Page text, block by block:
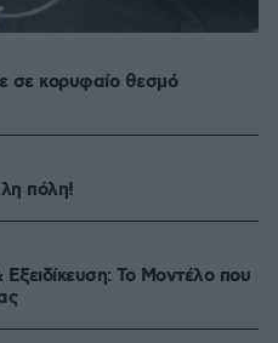
σε κορυφαίο θεσμό
πόλη!
Το Mοντέλο που